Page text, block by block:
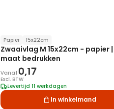
Papier 15x22cm
Zwaaivlag M 15x22cm - papier |
maat bedrukken
Vanaf 0,17
Excl. BTW
Levertijd 11 werkdagen
In winkelmand